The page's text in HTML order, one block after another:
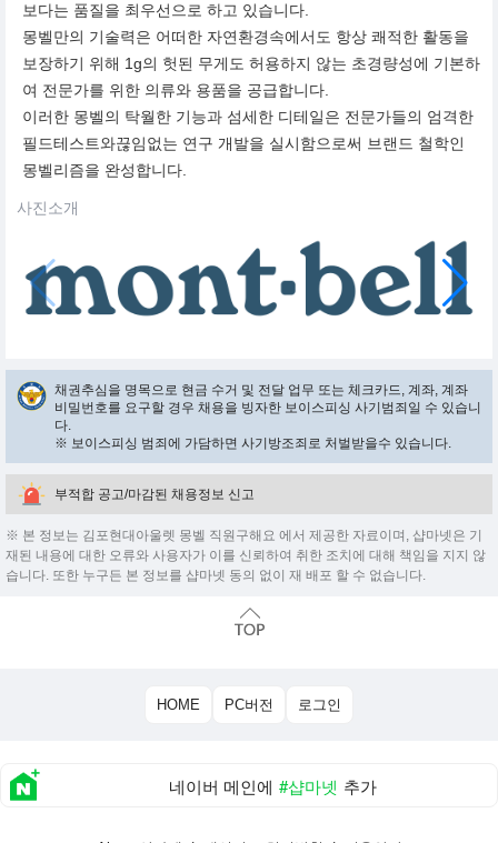
보다는 품질을 최우선으로 하고 있습니다.
몽벨만의 기술력은 어떠한 자연환경속에서도 항상 쾌적한 활동을
보장하기 위해 1g의 헛된 무게도 허용하지 않는 초경량성에 기본하
여 전문가를 위한 의류와 용품을 공급합니다.
이러한 몽벨의 탁월한 기능과 섬세한 디테일은 전문가들의 엄격한
필드테스트와끊임없는 연구 개발을 실시함으로써 브랜드 철학인
몽벨리즘을 완성합니다.
사진소개
채권추심을 명목으로 현금 수거 및 전달 업무 또는 체크카드, 계좌, 계좌
비밀번호를 요구할 경우 채용을 빙자한 보이스피싱 사기범죄일 수 있습니
다.
※ 보이스피싱 범죄에 가담하면 사기방조죄로 처벌받을수 있습니다.
부적합 공고/마감된 채용정보 신고
※ 본 정보는 김포현대아울렛 몽벨 직원구해요 에서 제공한 자료이며, 샵마넷은 기
재된 내용에 대한 오류와 사용자가 이를 신뢰하여 취한 조치에 대해 책임을 지지 않
습니다. 또한 누구든 본 정보를 샵마넷 동의 없이 재 배포 할 수 없습니다.
HOME PC버전 로그인
네이버 메인에 #샵마넷 추가